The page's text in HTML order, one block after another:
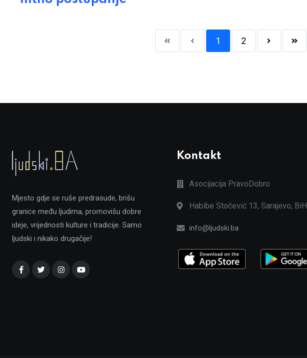
1 2
Mjesto gdje se ruše predrasude, brišu
granice među ljudima, promovišu dobre
ideje, vrijednosti kulture i tradicije. Samo
ljudski i nikako drugačije!
Kontakt
Asocijacija PravoDobro
Habibe Stočević 13, Sarajevo, BiH
info@ljudski.ba